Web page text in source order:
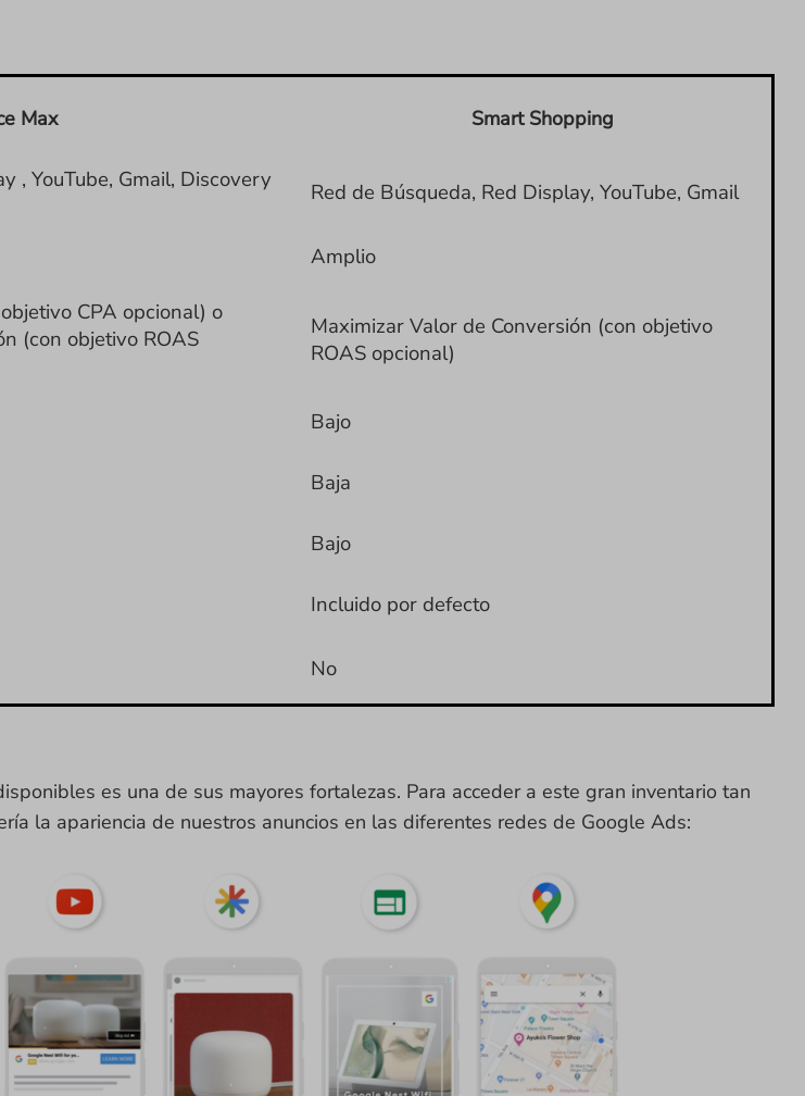
Max Smart Shopping
, YouTube, Gmail, Discovery
Red de Búsqueda, Red Display, YouTube, Gmail
Amplio
CPA opcional) o
(con objetivo ROAS
Maximizar Valor de Conversión (con objetivo
ROAS opcional)
Bajo
Baja
Bajo
Incluido por defecto
No
es una de sus mayores fortalezas. Para acceder a este gran inventario tan
la apariencia de nuestros anuncios en las diferentes redes de Google Ads: